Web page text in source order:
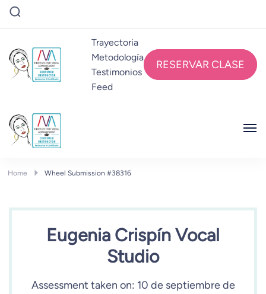
EUGENIA CRISPÍN
Eugenia Crispín VocalStudio
Trayectoria
Metodología
Testimonios
Feed
RESERVAR CLASE
Home Wheel Submission #38316
Eugenia Crispín Vocal
Studio
Assessment taken on: 10 de septiembre de